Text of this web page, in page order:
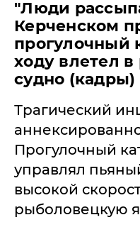
​"Люди
Керченском
прогулочный
ходу влетел
судно (кадры)
Трагический
Прогулочный
управлял
высокой
рыболовецкую